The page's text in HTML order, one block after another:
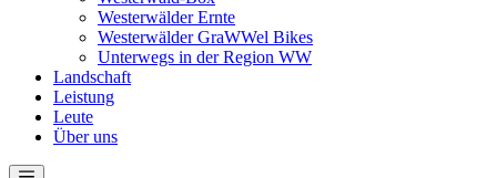
Westerwälder Ernte
Westerwälder GraWWel Bikes
Unterwegs in der Region WW
Landschaft
Leistung
Leute
Über uns